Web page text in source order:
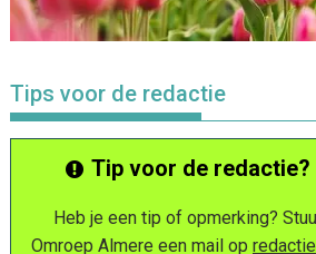
Tips voor de redactie
Tip voor de redactie?
Heb je een tip of opmerking?
Omroep Almere een mail op